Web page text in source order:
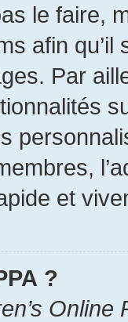
le faire,
afin
Par
et
?